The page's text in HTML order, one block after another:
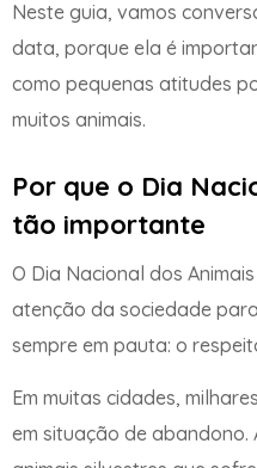
Neste guia, vamos
data, porque ela é
como pequenas atitudes
muitos animais.
Por que o Dia
tão importante
O Dia Nacional dos
atenção da sociedade
sempre em pauta: o
Em muitas cidades,
em situação de abandono.